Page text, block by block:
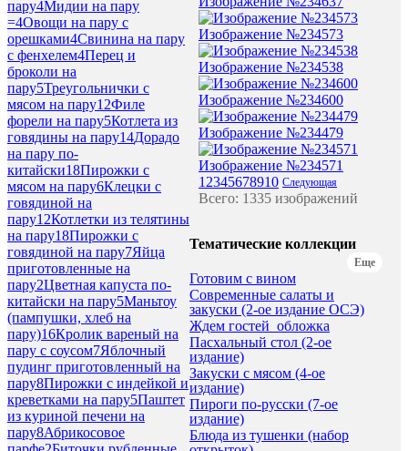
пару4Мидии на пару
=4Овощи на пару с
орешками4Свинина на пару
с фенхелем4Перец и
броколи на
пару5Треугольнички с
мясом на пару12Филе
форели на пару5Котлета из
говядины на пару14Дорадо
на пару по-
китайски18Пирожки с
мясом на пару6Клецки с
говядиной на
пару12Котлетки из телятины
на пару18Пирожки с
говядиной на пару7Яйца
приготовленные на
пару2Цветная капуста по-
китайски на пару5Маньтоу
(пампушки, хлеб на
пару)16Кролик вареный на
пару с соусом7Яблочный
пудинг приготовленный на
пару8Пирожки с индейкой и
креветками на пару5Паштет
из куриной печени на
пару8Абрикосовое
Изображение №234573
Изображение №234538
Изображение №234600
Изображение №234479
Изображение №234571
1 2345678910 Следующая
Всего: 1335 изображений
Тематические коллекции
Еще
Готовим с вином
Современные салаты и
закуски (2-ое издание ОСЭ)
Ждем гостей_обложка
Пасхальный стол (2-ое
издание)
Закуски с мясом (4-ое
издание)
Пироги по-русски (7-ое
издание)
Блюда из тушенки (набор